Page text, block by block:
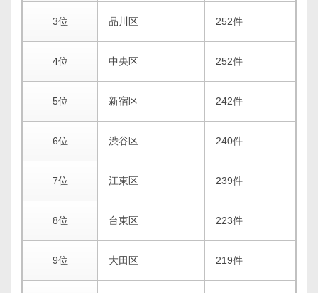
3位 品川区 252件
4位 中央区 252件
5位 新宿区 242件
6位 渋谷区 240件
7位 江東区 239件
8位 台東区 223件
9位 大田区 219件